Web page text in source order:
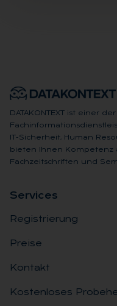
DATAKONTEXT ist einer
IT-Sicherheit, Human
bieten Ihnen Kompetenz
Fachzeitschriften und
Ser­vices
Registrierung
Preise
Kontakt
Kostenloses